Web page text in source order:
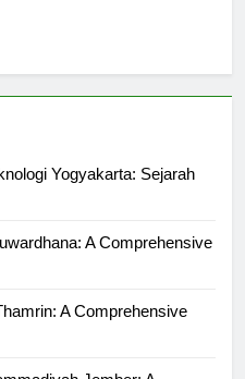
Yogyakarta: Sejarah
A Comprehensive
A Comprehensive